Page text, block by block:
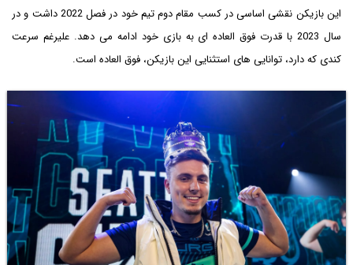
این بازیکن نقشی اساسی در کسب مقام دوم تیم خود در فصل 2022 داشت و در
سال 2023 با قدرت فوق العاده ای به بازی خود ادامه می دهد. علیرغم سرعت
کندی که دارد، توانایی های استثنایی این بازیکن، فوق العاده است.